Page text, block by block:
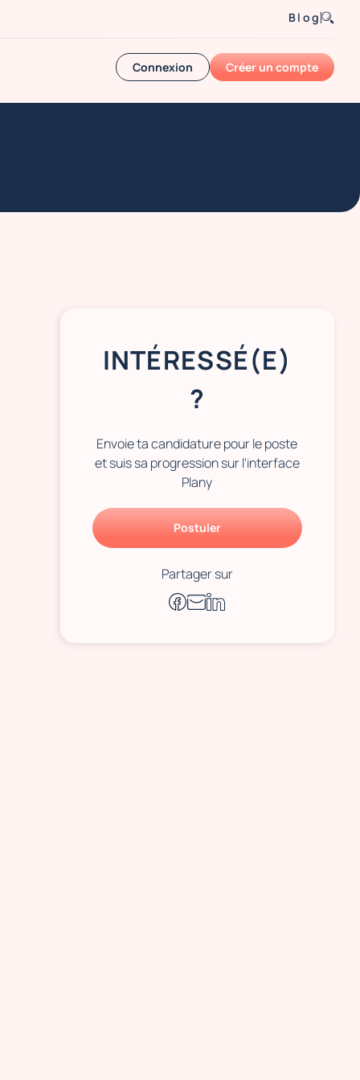
Blog
Connexion Créer un compte
INTÉRESSÉ(E)
?
Envoie ta candidature pour le poste
et suis sa progression sur l'interface
Plany
Postuler
Partager sur